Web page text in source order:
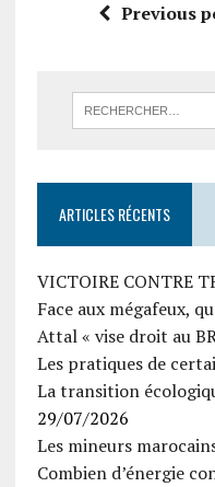
Previous
ARTICLES RÉCENTS
VICTOIRE CONTRE
Face aux mégafeux,
Attal « vise droit au
Les pratiques de
La transition
29/07/2026
Les mineurs
Combien d’énergie